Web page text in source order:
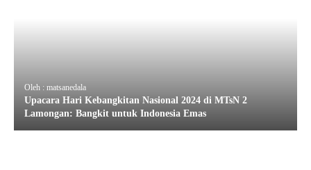
Oleh : matsanedala
Upacara Hari Kebangkitan Nasional 2024 di MTsN 2
Lamongan: Bangkit untuk Indonesia Emas